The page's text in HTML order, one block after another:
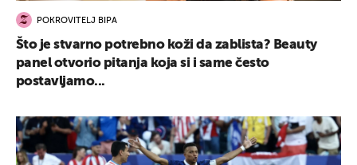
POKROVITELJ BIPA
Što je stvarno potrebno koži da zablista? Beauty
panel otvorio pitanja koja si i same često
postavljamo...